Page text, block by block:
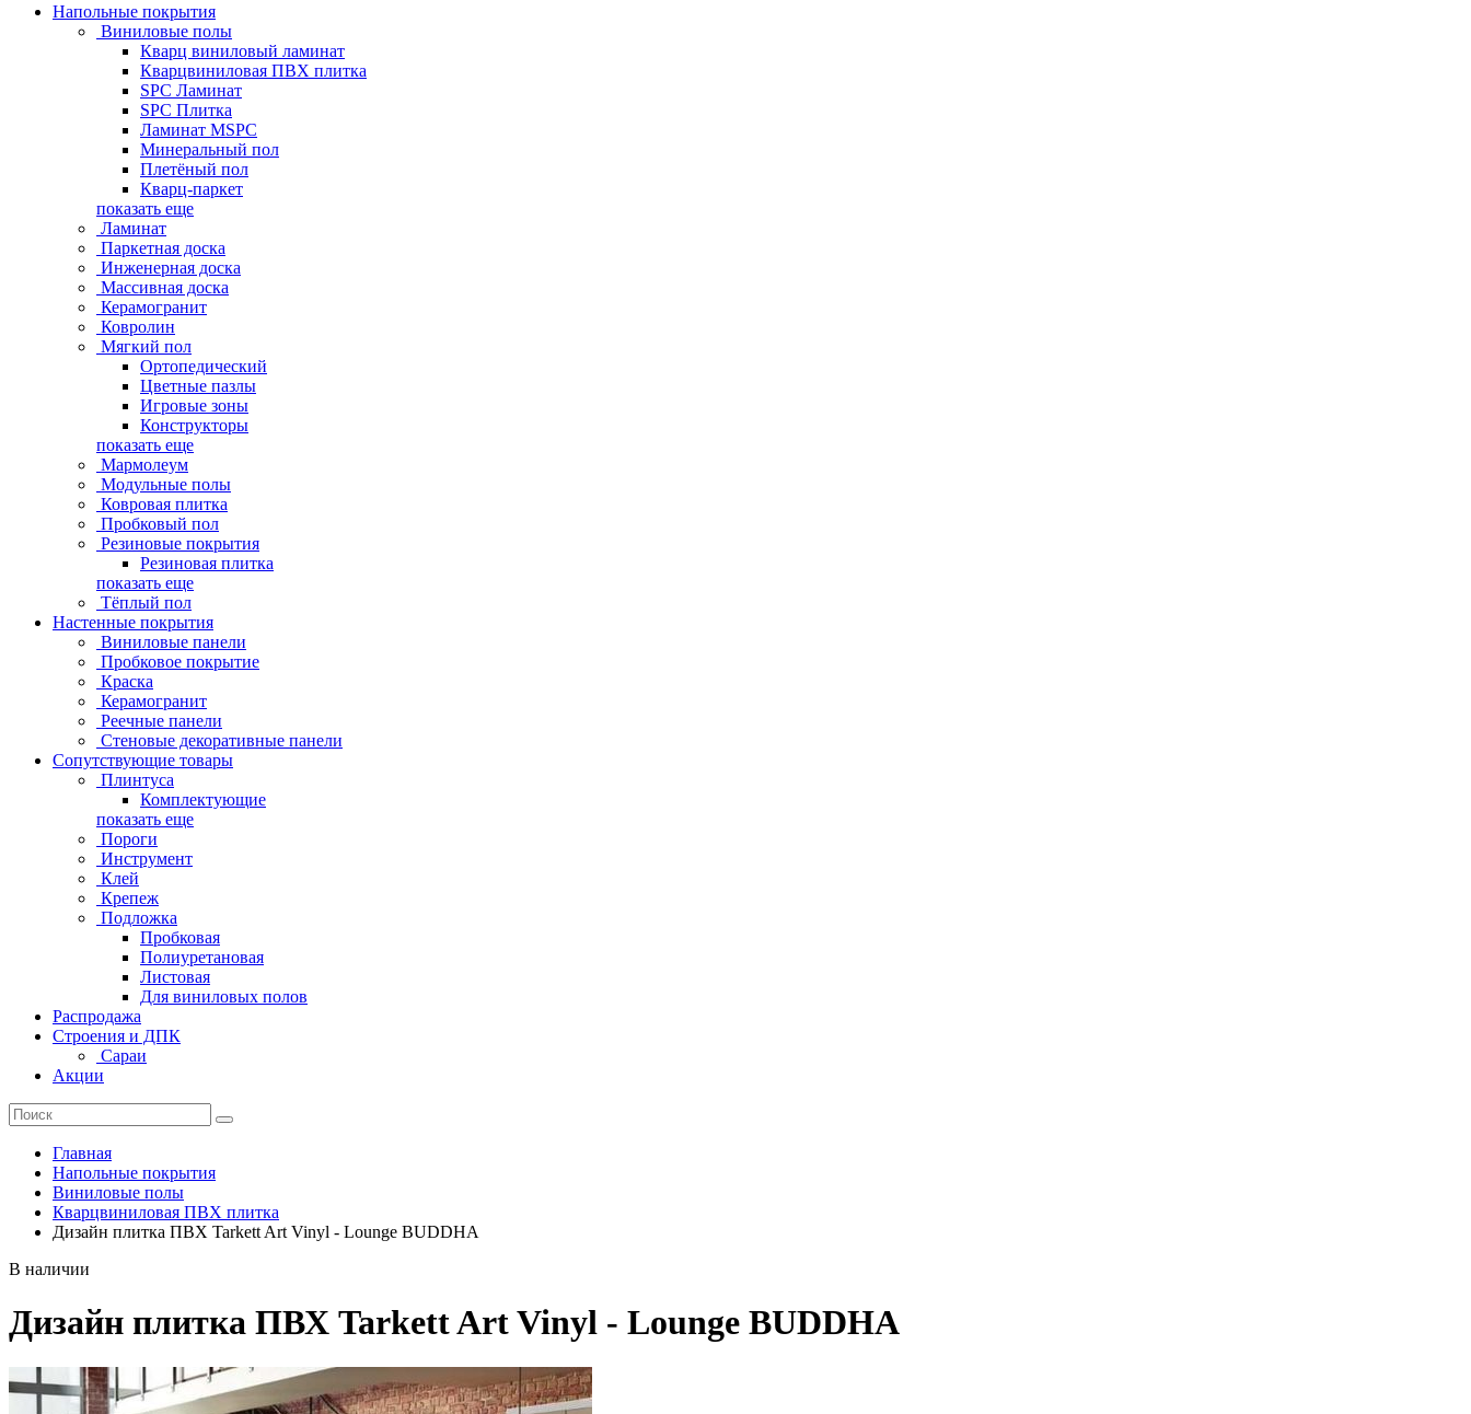
Напольные покрытия
Виниловые полы
Кварц виниловый ламинат
Кварцвиниловая ПВХ плитка
SPC Ламинат
SPC Плитка
Ламинат MSPC
Минеральный пол
Плетёный пол
Кварц-паркет
показать еще
Ламинат
Паркетная доска
Инженерная доска
Массивная доска
Керамогранит
Ковролин
Мягкий пол
Ортопедический
Цветные пазлы
Игровые зоны
Конструкторы
показать еще
Мармолеум
Модульные полы
Ковровая плитка
Пробковый пол
Резиновые покрытия
Резиновая плитка
показать еще
Тёплый пол
Настенные покрытия
Виниловые панели
Пробковое покрытие
Краска
Керамогранит
Реечные панели
Стеновые декоративные панели
Сопутствующие товары
Плинтуса
Комплектующие
показать еще
Пороги
Инструмент
Клей
Крепеж
Подложка
Пробковая
Полиуретановая
Листовая
Для виниловых полов
Распродажа
Строения и ДПК
Сараи
Акции
Главная
Напольные покрытия
Виниловые полы
Кварцвиниловая ПВХ плитка
Дизайн плитка ПВХ Tarkett Art Vinyl - Lounge BUDDHA
В наличии
Дизайн плитка ПВХ Tarkett Art Vinyl - Lounge BUDDHA